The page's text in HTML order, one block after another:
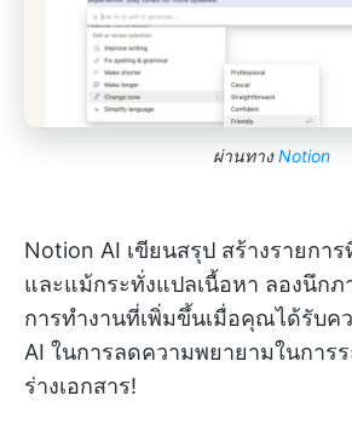
ผ่านทางNotion
Notion AI เขียนสรุป สร้างรายกา
และแม้กระทั่งแปลเนื้อหา ลองนึก
การทำงานที่เพิ่มขึ้นเมื่อคุณได้รับค
AI ในการลดความพยายามในการ
ร่างเอกสาร!